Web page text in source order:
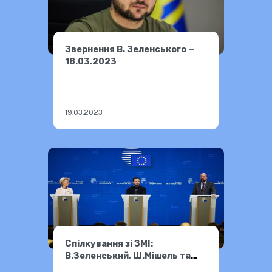
Звернення В. Зеленського —
18.03.2023
19.03.2023
Спілкування зі ЗМІ:
В.Зеленський, Ш.Мішель та